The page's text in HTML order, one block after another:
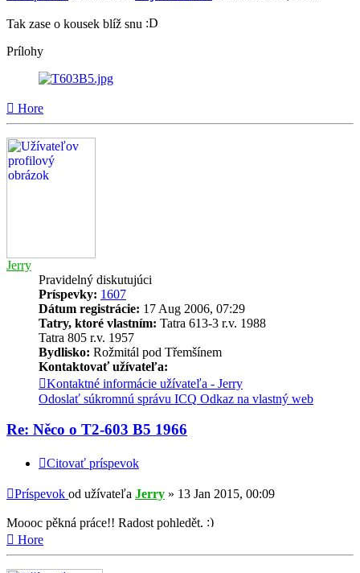
Tak zase o kousek blíž snu
Prílohy
Hore
Jerry
Pravidelný diskutujúci
Príspevky: 1607
Dátum registrácie: 17 Aug 2006, 07:29
Tatry, ktoré vlastním: Tatra 613-3 r.v. 1988
Tatra 805 r.v. 1957
Bydlisko: Rožmitál pod Třemšínem
Kontaktovať užívateľa:
Kontaktné informácie užívateľa - Jerry
Odoslať súkromnú správu ICQ Odkaz na vlastný web
Re: Něco o T2-603 B5 1966
Citovať príspevok
Príspevok od užívateľa Jerry » 13 Jan 2015, 00:09
Moooc pěkná práce!! Radost pohledět.
Hore